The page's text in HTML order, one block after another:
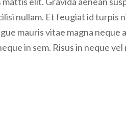
nullam. Et feugiat id turpis
mauris vitae magna neque
in sem. Risus in neque